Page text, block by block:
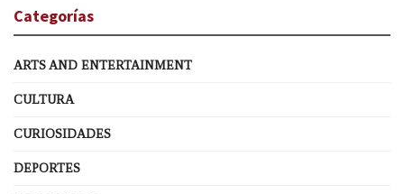
Categorías
ARTS AND ENTERTAINMENT
CULTURA
CURIOSIDADES
DEPORTES